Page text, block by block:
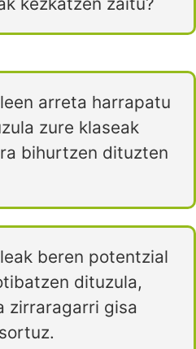
arreta harrapatu
zure klaseak
bihurtzen dituzten
beren potentzial
dituzula,
zirraragarri gisa